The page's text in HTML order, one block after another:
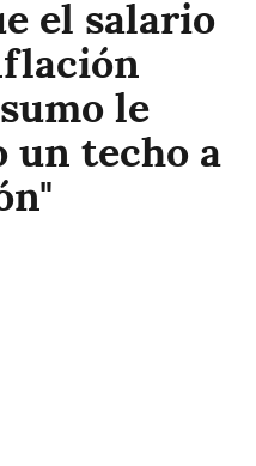
el salario
le
un techo a